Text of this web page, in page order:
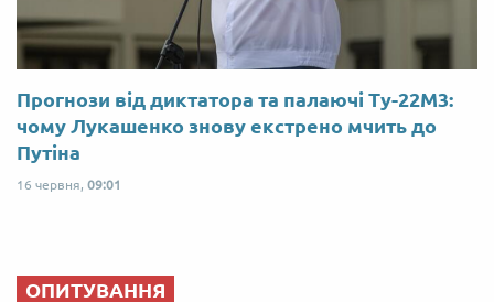
Прогнози від диктатора та палаючі Ту-22М3:
чому Лукашенко знову екстрено мчить до
Путіна
16 червня, 09:01
ОПИТУВАННЯ